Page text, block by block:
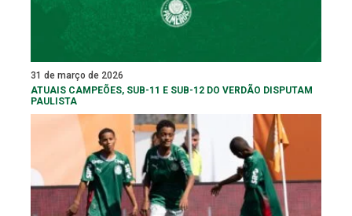
31 de março de 2026
ATUAIS CAMPEÕES, SUB-11 E SUB-12 DO VERDÃO DISPUTAM
PAULISTA